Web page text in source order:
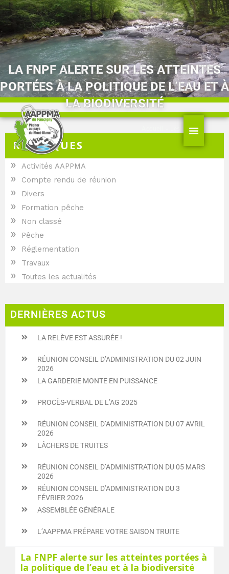
Aller
au
contenu
LA FNPF ALERTE SUR LES ATTEINTES
PORTÉES À LA POLITIQUE DE L’EAU ET À
LA BIODIVERSITÉ
Les rivières
RUBRIQUES
» Activités AAPPMA
» Compte rendu de réunion
» Divers
» Formation pêche
» Non classé
» Pêche
» Réglementation
» Travaux
» Toutes les actualités
DERNIÈRES ACTUS
LA RELÈVE EST ASSURÉE !
RÉUNION CONSEIL D’ADMINISTRATION DU 02 JUIN
2026
LA GARDERIE MONTE EN PUISSANCE
PROCÈS-VERBAL DE L’AG 2025
RÉUNION CONSEIL D’ADMINISTRATION DU 07 AVRIL
2026
LÂCHERS DE TRUITES
RÉUNION CONSEIL D’ADMINISTRATION DU 05 MARS
2026
RÉUNION CONSEIL D’ADMINISTRATION DU 3
FÉVRIER 2026
ASSEMBLÉE GÉNÉRALE
L’AAPPMA PRÉPARE VOTRE SAISON TRUITE
La FNPF alerte sur les atteintes portées à
la politique de l’eau et à la biodiversité